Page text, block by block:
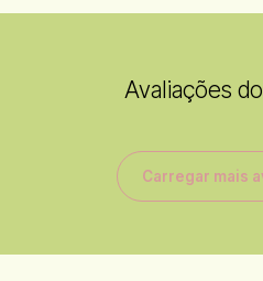
Avaliações
Carregar mais